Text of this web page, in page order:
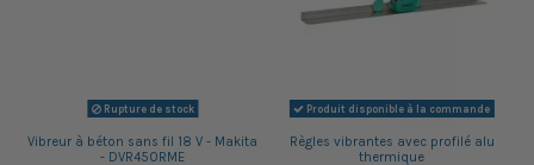
Rupture de stock
Vibreur à béton sans fil 18 V - Makita
- DVR450RME
Produit disponible à la commande
Règles vibrantes avec profilé alu
thermique